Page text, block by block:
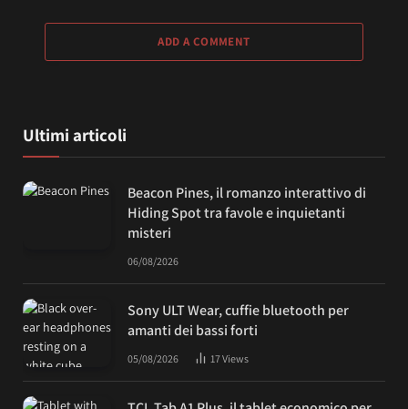
ADD A COMMENT
Ultimi articoli
Beacon Pines, il romanzo interattivo di
Hiding Spot tra favole e inquietanti
misteri
06/08/2026
Sony ULT Wear, cuffie bluetooth per
amanti dei bassi forti
05/08/2026 17Views